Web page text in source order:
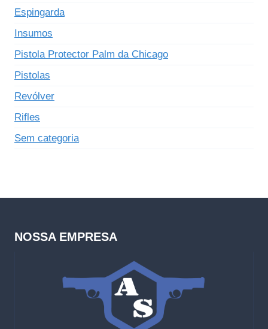
Espingarda
Insumos
Pistola Protector Palm da Chicago
Pistolas
Revólver
Rifles
Sem categoria
NOSSA EMPRESA